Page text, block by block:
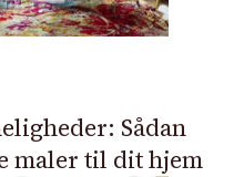
Sådan
maler til dit hjem